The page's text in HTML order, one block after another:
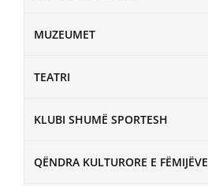
MUZEUMET
TEATRI
KLUBI SHUMË SPORTESH
QËNDRA KULTURORE E FËMIJËVE